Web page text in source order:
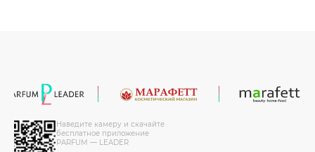
Наведите камеру и скачайте
бесплатное приложение
PARFUM — LEADER